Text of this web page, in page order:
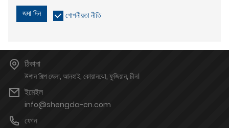
জমা দিন গোপনীয়তা নীতি
ঠিকানা
উশান শিল্প জেলা, আনহাই, কোয়ানঝো, ফুজিয়ান, চীন।
ইমেইল
info@shengda-cn.com
ফোন